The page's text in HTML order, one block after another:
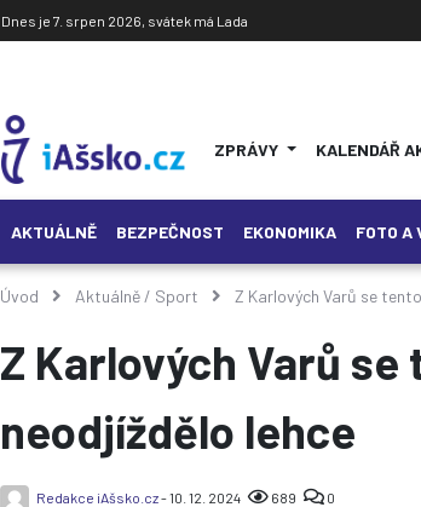
Dnes je 7. srpen 2026, svátek má Lada
ZPRÁVY KALENDÁŘ
AKTUÁLNĚ BEZPEČNOST EKONOMIKA FOTO A
Úvod Aktuálně / Sport Z Karlových Varů se
Z Karlových Varů
neodjíždělo lehce
Redakce iAšsko.cz- 10. 12. 2024 689 0